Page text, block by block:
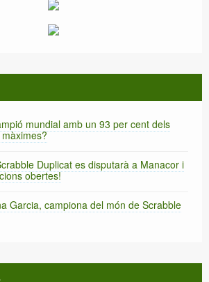
mundial amb un 93 per cent dels
Duplicat es disputarà a Manacor i
obertes!
Garcia, campiona del món de Scrabble